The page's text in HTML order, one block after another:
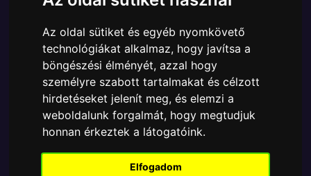
Az oldal sütiket és egyéb nyomkövető
technológiákat alkalmaz, hogy javítsa a
böngészési élményét, azzal hogy
személyre szabott tartalmakat és célzott
hirdetéseket jelenít meg, és elemzi a
weboldalunk forgalmát, hogy megtudjuk
honnan érkeztek a látogatóink.
Elfogadom
karakter, amely ablakos csomagolásban azaz - POP
TOVÁBB A VÁSÁRLÁSRA
Tetszik? Osszd meg másokkal!